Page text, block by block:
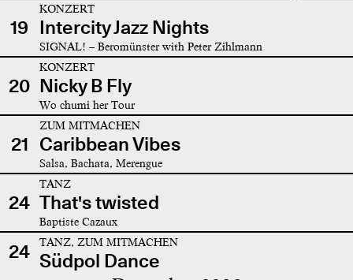
19
KONZERT
Intercity Jazz Nights
SIGNAL! – Beromünster with Peter Zihlmann
20
KONZERT
Nicky B Fly
Wo chumi her Tour
21
ZUM MITMACHEN
Caribbean Vibes
Salsa, Bachata, Merengue
24
TANZ
That's twisted
Baptiste Cazaux
24 TANZ, ZUM MITMACHEN
Südpol Dance